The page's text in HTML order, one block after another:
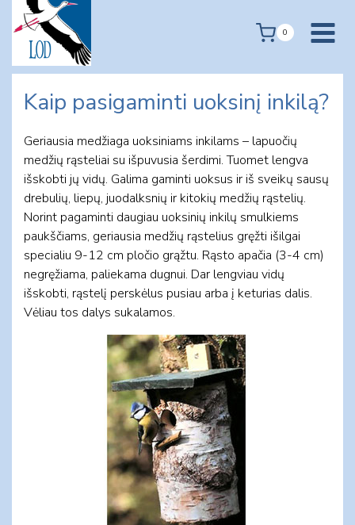
content
0
Kaip pasigaminti uoksinį inkilą?
Geriausia medžiaga uoksiniams inkilams – lapuočių
medžių rąsteliai su išpuvusia šerdimi. Tuomet lengva
išskobti jų vidų. Galima gaminti uoksus ir iš sveikų sausų
drebulių, liepų, juodalksnių ir kitokių medžių rąstelių.
Norint pagaminti daugiau uoksinių inkilų smulkiems
paukščiams, geriausia medžių rąstelius gręžti išilgai
specialiu 9-12 cm pločio grąžtu. Rąsto apačia (3-4 cm)
negręžiama, paliekama dugnui. Dar lengviau vidų
išskobti, rąstelį perskėlus pusiau arba į keturias dalis.
Vėliau tos dalys sukalamos.